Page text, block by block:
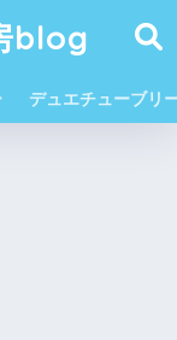
blog
デュエチューブリ